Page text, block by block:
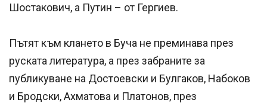
Шостакович, а Путин – от Гергиев.
Пътят към клането в Буча не преминава през
руската литература, а през забраните за
публикуване на Достоевски и Булгаков, Набоков
и Бродски, Ахматова и Платонов, през